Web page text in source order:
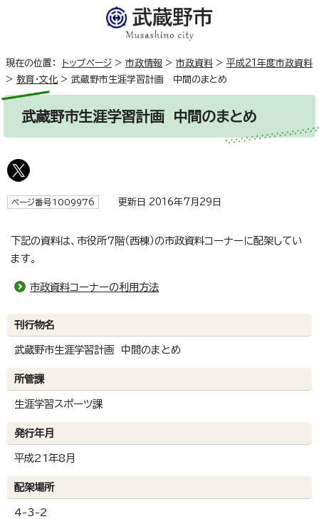
現在の位置： トップページ > 市政情報 > 市政資料 > 平成21年度市政資料
> 教育・文化 > 武蔵野市生涯学習計画 中間のまとめ
武蔵野市生涯学習計画 中間のまとめ
ページ番号1009976 更新日 2016年7月29日
下記の資料は、市役所7階（西棟）の市政資料コーナーに配架してい
ます。
市政資料コーナーの利用方法
刊行物名
武蔵野市生涯学習計画 中間のまとめ
所管課
生涯学習スポーツ課
発行年月
平成21年8月
配架場所
4-3-2